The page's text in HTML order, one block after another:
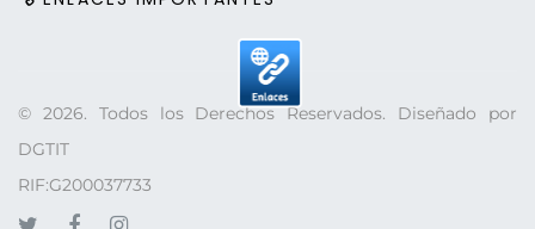
© 2026. Todos los Derechos Reservados. Diseñado por
DGTIT
RIF:G200037733